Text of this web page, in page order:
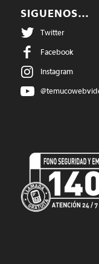
SIGUENOS…
Twitter
Facebook
Instagram